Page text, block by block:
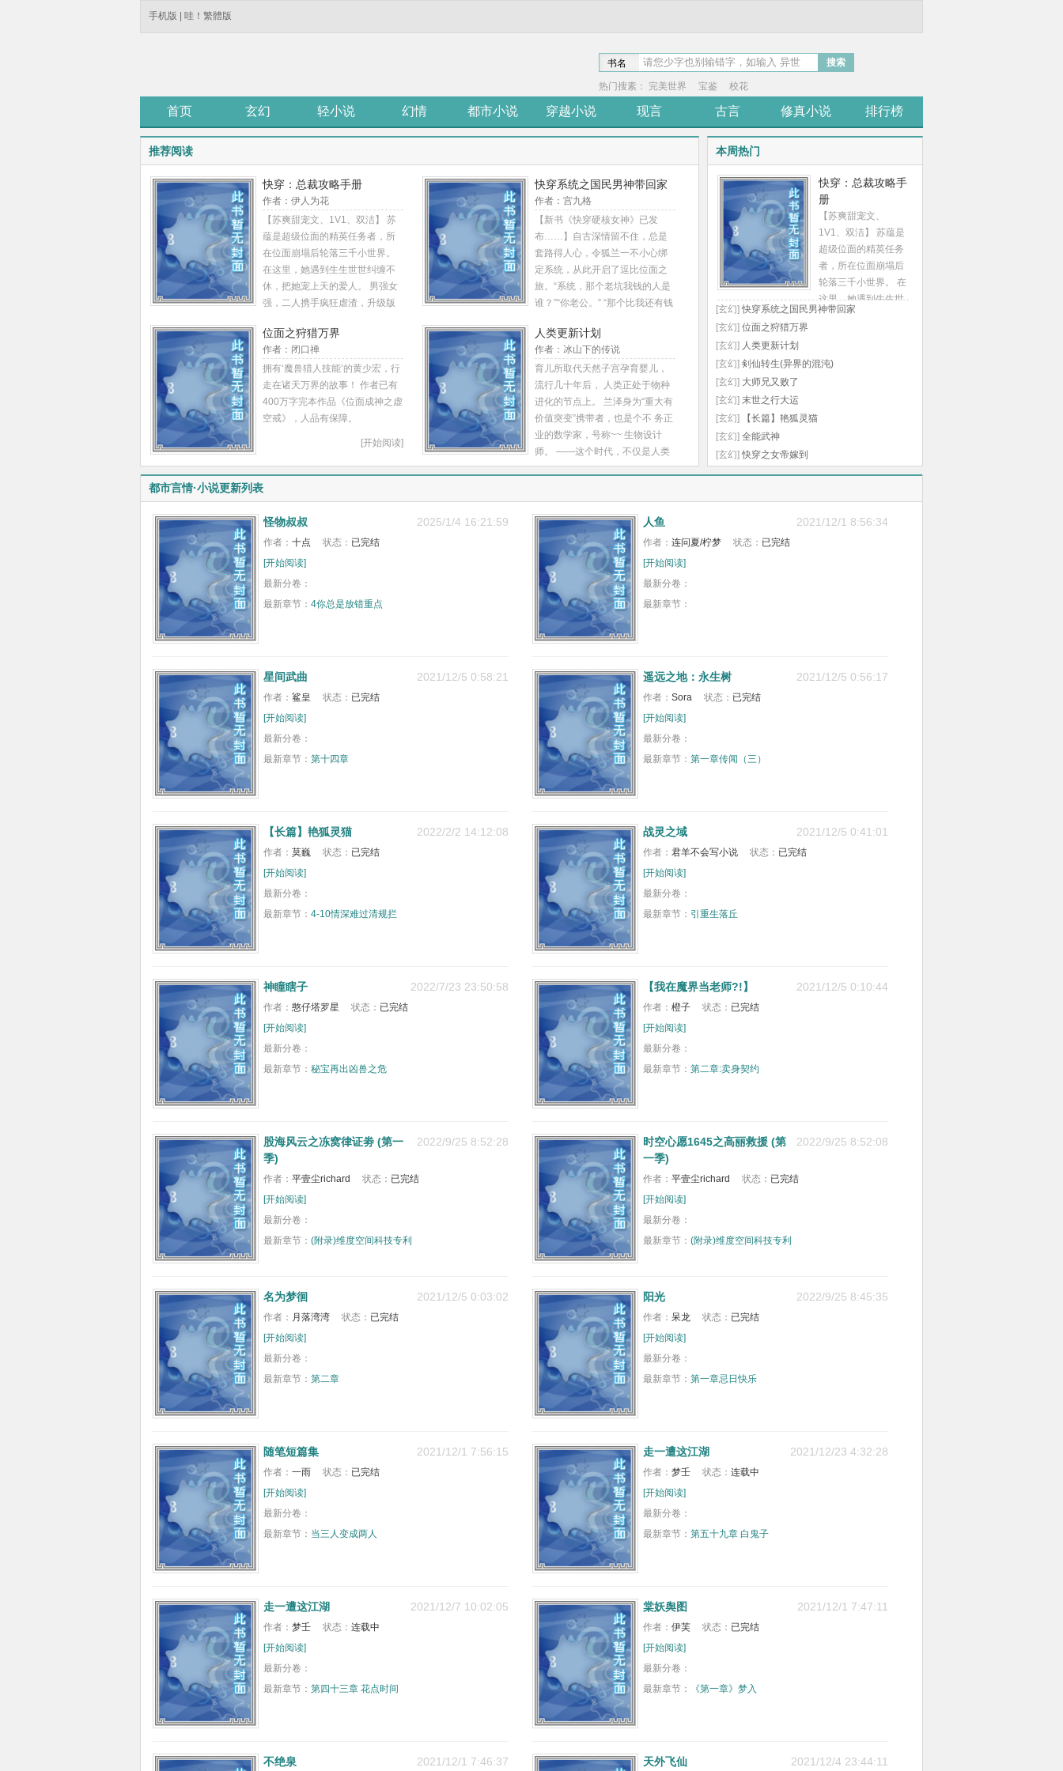
手机版 哇！繁體版
书名 搜索
热门搜素： 完美世界 宝鉴 校花
首页 玄幻 轻小说 幻情 都市小说 穿越小说 现言 古言 修真小说 排行榜
推荐阅读
快穿：总裁攻略手册
作者：伊人为花
【苏爽甜宠文、1V1、双洁】 苏
蕴是超级位面的精英任务者，所
在位面崩塌后轮落三千小世界。
在这里，她遇到生生世世纠缠不
休，把她宠上天的爱人。 男强女
强，二人携手疯狂虐渣，升级版
裁，花式秀恩爱，绝美爱情。
[开始阅读]
快穿系统之国民男神带回家
作者：宫九格
【新书《快穿硬核女神》已发
布……】自古深情留不住，总是
套路得人心，令狐兰一不小心绑
定系统，从此开启了逗比位面之
旅。“系统，那个老坑我钱的人是
谁？”“你老公。” “那个比我还有钱
的人是谁？”“还是你老公，宿主你
去干什么？” 令狐兰：“我去换个
系统。” 系统鬼魅一笑：“不可能
的！” “为什么？”“因为系统是你老
公发明的。”
位面之狩猎万界
作者：闭口禅
拥有‘魔兽猎人技能’的黄少宏，行
走在诸天万界的故事！ 作者已有
400万字完本作品《位面成神之虚
空戒》，人品有保障。
[开始阅读]
人类更新计划
作者：冰山下的传说
育儿所取代天然子宫孕育婴儿，
流行几十年后， 人类正处于物种
进化的节点上。 兰泽身为“重大有
价值突变”携带者，也是个不 务正
业的数学家，号称~~ 生物设计
师。 ——这个时代，不仅是人类
进化的节点，更是整个 地球生命
幕。
[开始阅读]
本周热门
快穿：总裁攻略手
册
【苏爽甜宠文、
1V1、双洁】 苏蕴是
超级位面的精英任务
者，所在位面崩塌后
轮落三千小世界。 在
这里，她遇到生生世
世纠缠不休，把她宠
渣，升级版打脸，一
[玄幻]快穿系统之国民男神带回家
[玄幻] 位面之狩猎万界
[玄幻] 人类更新计划
[玄幻] 剣仙转生(异界的混沌)
[玄幻] 大师兄又败了
[玄幻] 末世之行大运
[玄幻]
【长篇】艳狐灵猫
[玄幻] 全能武神
[玄幻]快穿之女帝嫁到
都市言情·小说更新列表
2025/1/4 16:21:59
怪物叔叔
作者： 十点 状态： 已完结
[开始阅读]
最新分卷：
最新章节： 4你总是放错重点
2021/12/1 8:56:34
人鱼
作者： 连问夏/柠梦 状态： 已完结
[开始阅读]
最新分卷：
最新章节：
2021/12/5 0:58:21
星间武曲
作者： 鲨皇 状态： 已完结
[开始阅读]
最新分卷：
最新章节： 第十四章
2021/12/5 0:56:17
遥远之地：永生树
作者： Sora 状态： 已完结
[开始阅读]
最新分卷：
最新章节： 第一章传闻（三）
2022/2/2 14:12:08
【长篇】艳狐灵猫
作者： 莫巍 状态： 已完结
[开始阅读]
最新分卷：
最新章节： 4-10情深难过清规拦
2021/12/5 0:41:01
战灵之域
作者： 君羊不会写小说 状态： 已完结
[开始阅读]
最新分卷：
最新章节： 引重生落丘
2022/7/23 23:50:58
神瞳瞎子
作者： 憨仔塔罗星 状态： 已完结
[开始阅读]
最新分卷：
最新章节： 秘宝再出凶兽之危
2021/12/5 0:10:44
【我在魔界当老师?!】
作者： 橙子 状态： 已完结
[开始阅读]
最新分卷：
最新章节： 第二章:卖身契约
2022/9/25 8:52:28
股海风云之冻窝律证劵 (第一
季)
作者： 平壹尘richard 状态： 已完结
[开始阅读]
最新分卷：
最新章节： (附录)维度空间科技专利
2022/9/25 8:52:08
时空心愿1645之高丽救援 (第
一季)
作者： 平壹尘richard 状态： 已完结
[开始阅读]
最新分卷：
最新章节： (附录)维度空间科技专利
2021/12/5 0:03:02
名为梦徊
作者： 月落湾湾 状态： 已完结
[开始阅读]
最新分卷：
最新章节： 第二章
2022/9/25 8:45:35
阳光
作者： 呆龙 状态： 已完结
[开始阅读]
最新分卷：
最新章节： 第一章忌日快乐
2021/12/1 7:56:15
随笔短篇集
作者： 一雨 状态： 已完结
[开始阅读]
最新分卷：
最新章节： 当三人变成两人
2021/12/23 4:32:28
走一遭这江湖
作者： 梦壬 状态： 连载中
[开始阅读]
最新分卷：
最新章节： 第五十九章 白鬼子
2021/12/7 10:02:05
走一遭这江湖
作者： 梦壬 状态： 连载中
[开始阅读]
最新分卷：
最新章节： 第四十三章 花点时间
2021/12/1 7:47:11
棠妖舆图
作者： 伊芙 状态： 已完结
[开始阅读]
最新分卷：
最新章节：
《第一章》梦入
2021/12/1 7:46:37
不绝泉 2021/12/4 23:44:11
天外飞仙